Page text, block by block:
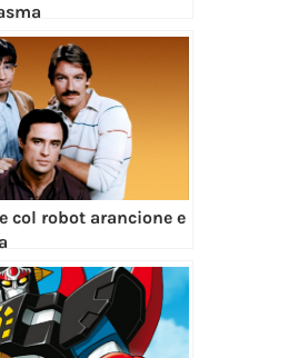
col robot arancione e